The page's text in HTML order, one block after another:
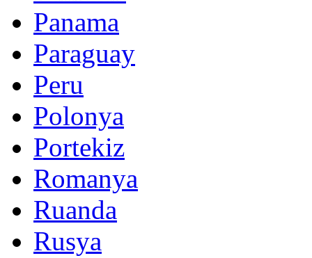
Panama
Paraguay
Peru
Polonya
Portekiz
Romanya
Ruanda
Rusya